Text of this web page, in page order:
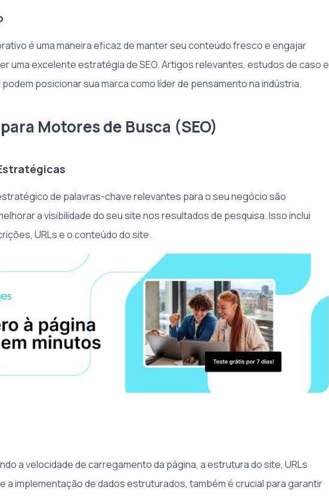
é uma maneira eficaz de manter seu conteúdo fresco e engajar
uma excelente estratégia de SEO. Artigos relevantes, estudos de caso e
posicionar sua marca como líder de pensamento na indústria.
Motores de Busca (SEO)
de palavras-chave relevantes para o seu negócio são
a visibilidade do seu site nos resultados de pesquisa. Isso inclui
URLs e o conteúdo do site.
a velocidade de carregamento da página, a estrutura do site, URLs
a implementação de dados estruturados, também é crucial para garantir